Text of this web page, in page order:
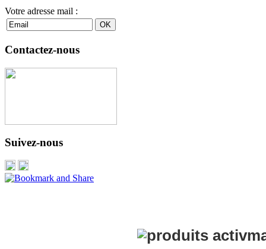
Votre adresse mail :
Contactez-nous
Suivez-nous